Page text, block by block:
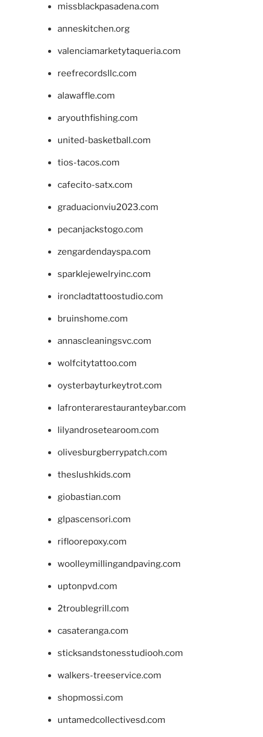
missblackpasadena.com
anneskitchen.org
valenciamarketytaqueria.com
reefrecordsllc.com
alawaffle.com
aryouthfishing.com
united-basketball.com
tios-tacos.com
cafecito-satx.com
graduacionviu2023.com
pecanjackstogo.com
zengardendayspa.com
sparklejewelryinc.com
ironcladtattoostudio.com
bruinshome.com
annascleaningsvc.com
wolfcitytattoo.com
oysterbayturkeytrot.com
lafronterarestauranteybar.com
lilyandrosetearoom.com
olivesburgberrypatch.com
theslushkids.com
giobastian.com
glpascensori.com
rifloorepoxy.com
woolleymillingandpaving.com
uptonpvd.com
2troublegrill.com
casateranga.com
sticksandstonesstudiooh.com
walkers-treeservice.com
shopmossi.com
untamedcollectivesd.com